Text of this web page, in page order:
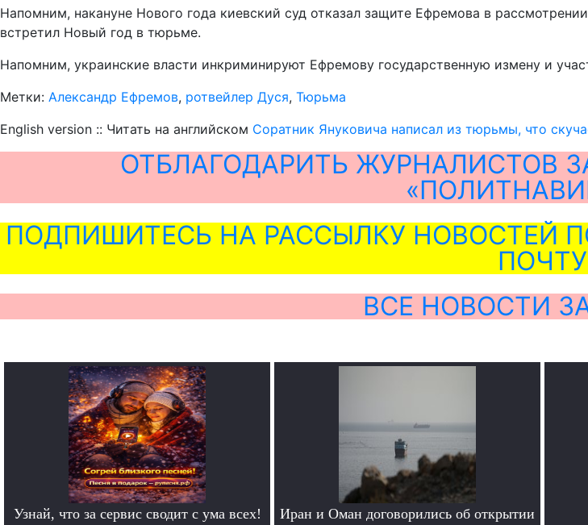
Напомним, накануне Нового года киевский суд отказал защите Ефремова в
встретил Новый год в тюрьме.
Напомним, украинские власти инкриминируют Ефремову государственную измену и
Метки: Александр Ефремов, ротвейлер Дуся, Тюрьма
English version :: Читать на английском Соратник Януковича написал из тюрьмы, что
ОТБЛАГОДАРИТЬ ЖУРНАЛИСТОВ
ПОДПИШИТЕСЬ НА РАССЫЛКУ НОВОСТЕЙ
ПОЧТУ
ВСЕ НОВОСТИ
Узнай, что за сервис сводит с ума всех!
Иран и Оман договорились об открытии